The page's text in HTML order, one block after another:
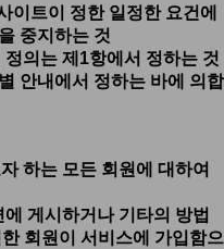
트이 정한 일정한 요건에
중지하는 것
의는 제1항에서 정하는 것
안내에서 정하는 바에 의합
하는 모든 회원에 대하여
게시하거나 기타의 방법
회원이 서비스에 가입함으